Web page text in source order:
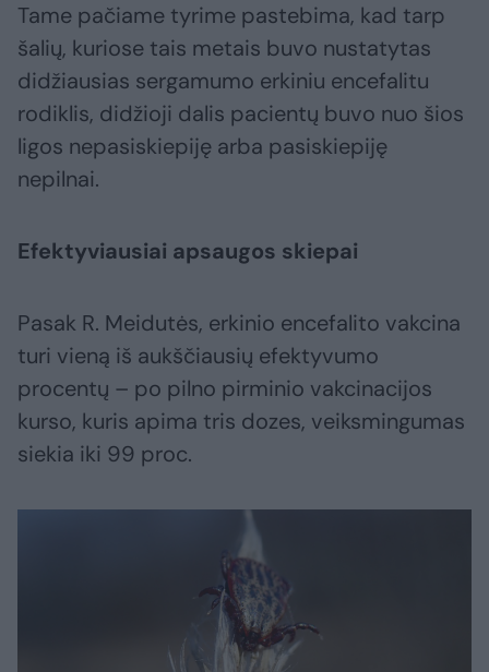
Tame pačiame tyrime pastebima, kad tarp
šalių, kuriose tais metais buvo nustatytas
didžiausias sergamumo erkiniu encefalitu
rodiklis, didžioji dalis pacientų buvo nuo šios
ligos nepasiskiepiję arba pasiskiepiję
nepilnai.
Efektyviausiai apsaugos skiepai
Pasak R. Meidutės, erkinio encefalito vakcina
turi vieną iš aukščiausių efektyvumo
procentų – po pilno pirminio vakcinacijos
kurso, kuris apima tris dozes, veiksmingumas
siekia iki 99 proc.